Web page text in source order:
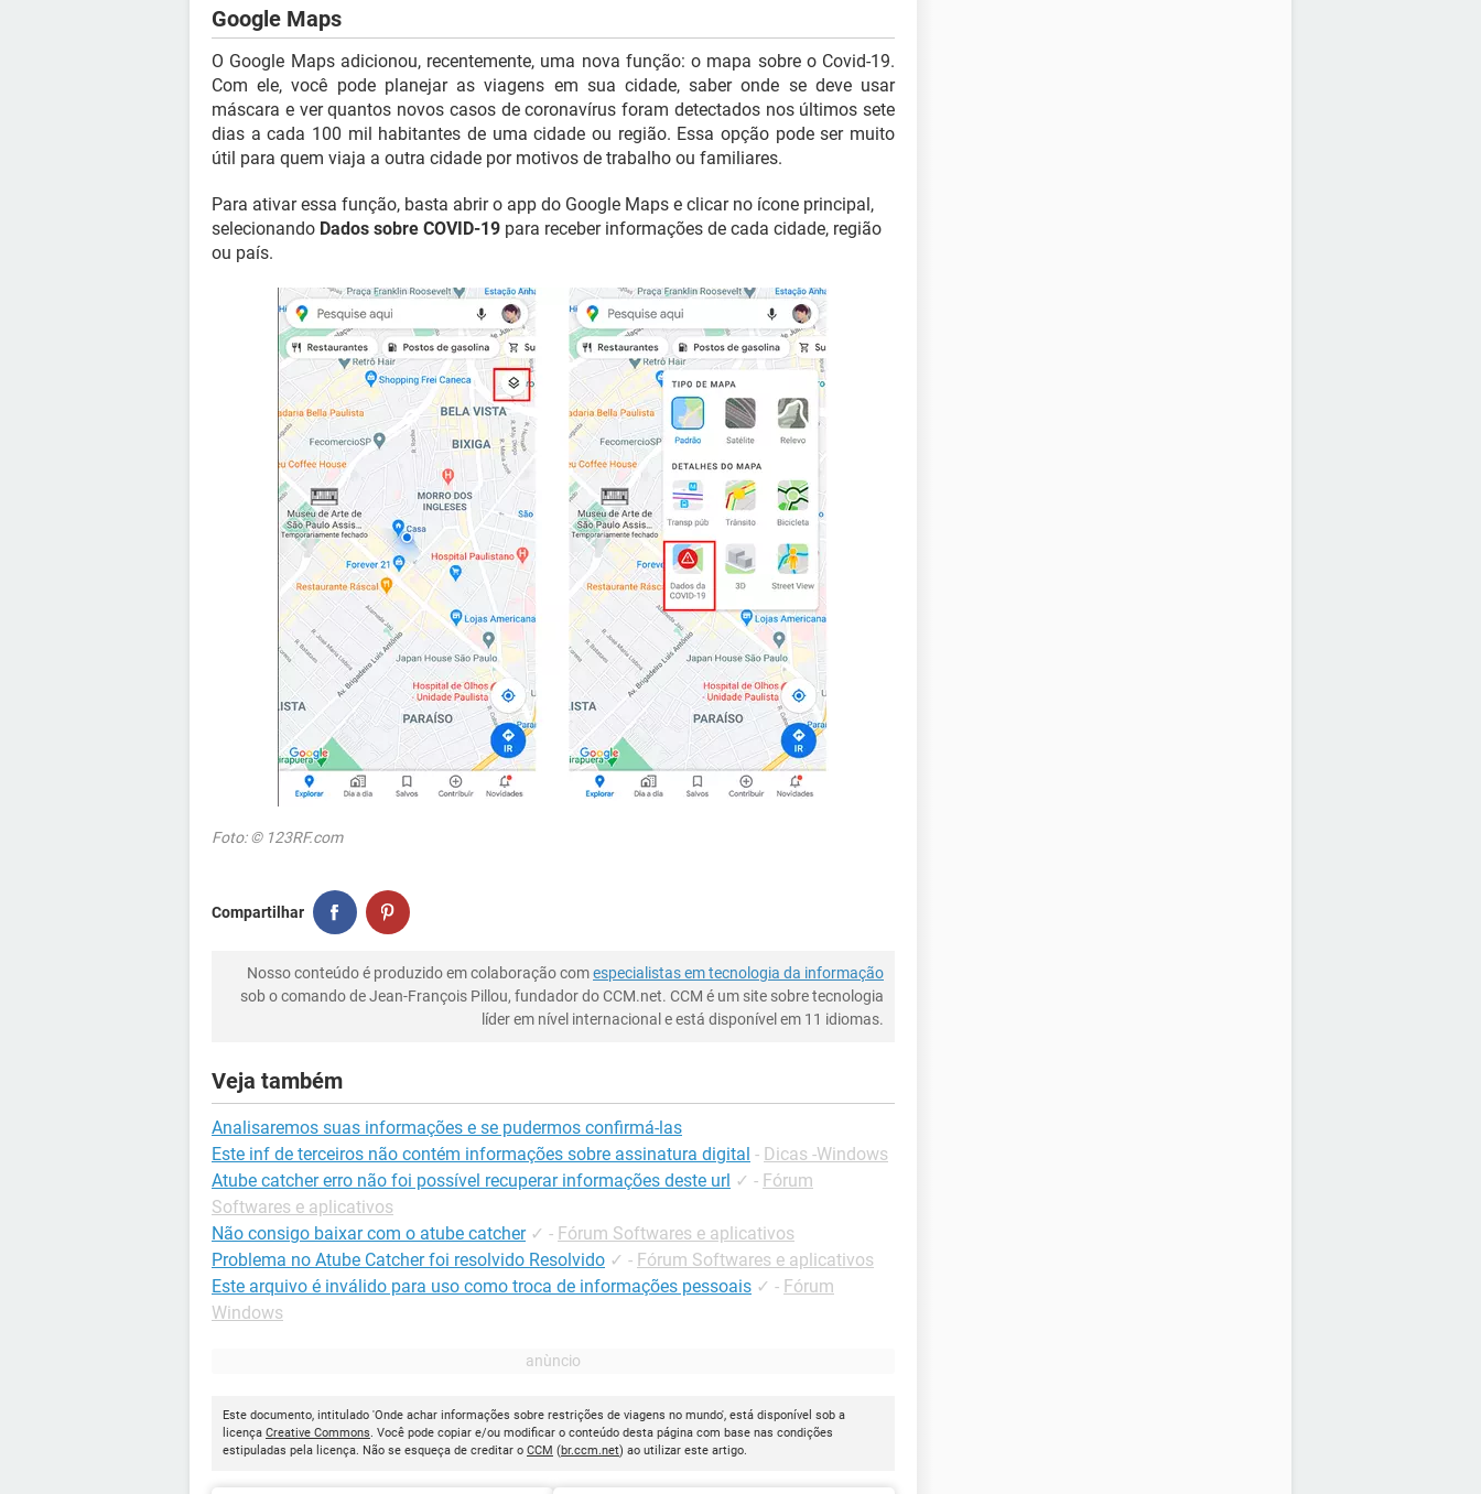
Google Maps
O Google Maps adicionou, recentemente, uma nova função: o mapa sobre o Covid-19.
Com ele, você pode planejar as viagens em sua cidade, saber onde se deve usar
máscara e ver quantos novos casos de coronavírus foram detectados nos últimos sete
dias a cada 100 mil habitantes de uma cidade ou região. Essa opção pode ser muito
útil para quem viaja a outra cidade por motivos de trabalho ou familiares.
Para ativar essa função, basta abrir o app do Google Maps e clicar no ícone principal,
selecionando Dados sobre COVID-19 para receber informações de cada cidade, região
ou país.
Foto: © 123RF.com
Compartilhar
Nosso conteúdo é produzido em colaboração comespecialistas em tecnologia da informação
sob o comando de Jean-François Pillou, fundador do CCM.net. CCM é um site sobre tecnologia
líder em nível internacional e está disponível em 11 idiomas.
Veja também
Analisaremos suas informações e se pudermos confirmá-las
Este inf de terceiros não contém informações sobre assinatura digital - Dicas -Windows
Atube catcher erro não foi possível recuperar informações deste url ✓ - Fórum
Softwares e aplicativos
Não consigo baixar com o atube catcher ✓ - Fórum Softwares e aplicativos
Problema no Atube Catcher foi resolvido Resolvido ✓ - Fórum Softwares e aplicativos
Este arquivo é inválido para uso como troca de informações pessoais ✓ - Fórum
Windows
Este documento, intitulado 'Onde achar informações sobre restrições de viagens no mundo', está disponível sob a
licença Creative Commons. Você pode copiar e/ou modificar o conteúdo desta página com base nas condições
estipuladas pela licença. Não se esqueça de creditar o CCM (br.ccm.net) ao utilizar este artigo.